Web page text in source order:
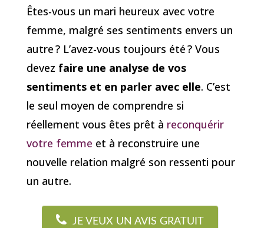
Êtes-vous un mari heureux avec votre
femme, malgré ses sentiments envers un
autre ? L’avez-vous toujours été ? Vous
devez faire une analyse de vos
sentiments et en parler avec elle. C’est
le seul moyen de comprendre si
réellement vous êtes prêt à reconquérir
votre femme et à reconstruire une
nouvelle relation malgré son ressenti pour
un autre.
JE VEUX UN AVIS GRATUIT